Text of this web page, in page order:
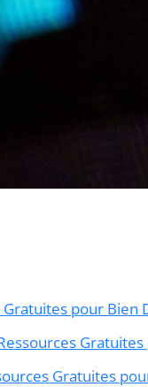
Gratuites pour
Gratuites